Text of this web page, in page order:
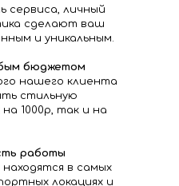
сервиса, личный
сделают ваш
и уникальным.
бюджетом
нашего клиента
стильную
1000р, так и на
работы
в самых
локациях и